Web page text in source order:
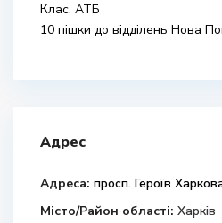
Клас, АТБ
10 пішки до відділень Нова
Адрес
Адреса: просп. Героїв
Місто/Район області: Харків